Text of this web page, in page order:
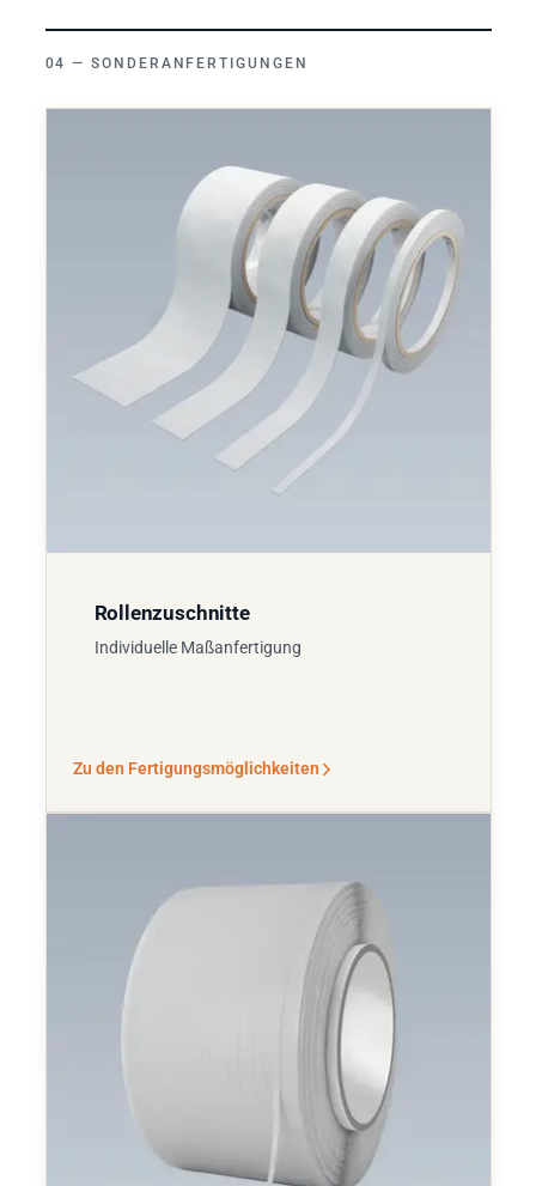
SONDERANFERTIGUNGEN
Rollenzuschnitte
Individuelle Maßanfertigung
Zu den Fertigungsmöglichkeiten